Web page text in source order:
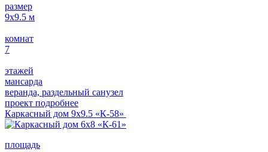
размер
9х9.5 м
комнат
7
этажей
мансарда
веранда, раздельный санузел
проект подробнее
Каркасный дом 9х9.5 «К-58»
площадь